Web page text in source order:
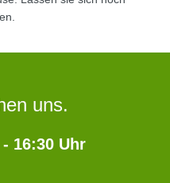
uns.
16:30 Uhr